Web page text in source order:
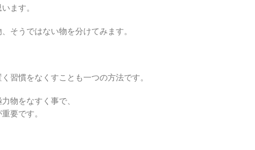
ます。
そうではない物を分けてみます。
習慣をなくすことも一つの方法です。
物をなすく事で、
要です。